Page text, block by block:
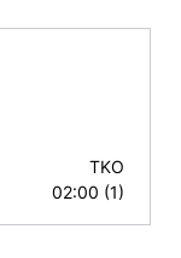
TKO
02:00 (1)